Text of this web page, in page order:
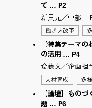
て … P2
新貝元／中部Ｉ
働き方改革
【特集テーマ
の活用 … P4
斎藤文／企画担
人材育成 多
【論壇】もの
題 … P6